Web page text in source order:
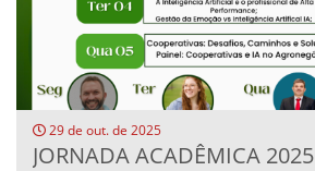
29 de out. de 2025
JORNADA ACADÊMICA 2025